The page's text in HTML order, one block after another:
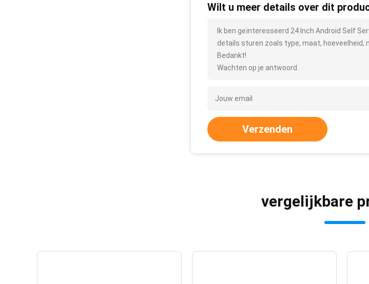
Wilt u meer details over dit
Ik ben geïnteresseerd 24 Inch Android Self
details sturen zoals type, maat, hoeveelheid,
Bedankt!
Wachten op je antwoord.
Verzenden
vergelijkbare